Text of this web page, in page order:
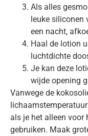
Als alles
leuke siliconen
een nacht,
Haal de lotion
luchtdichte
Je kan deze
wijde opening
Vanwege de
als je het alleen
gebruiken. Maak